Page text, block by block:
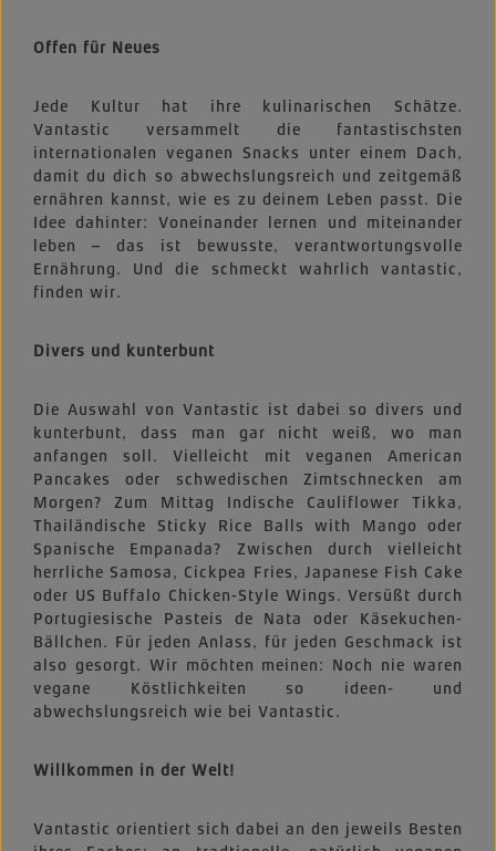
Offen für Neues
Jede Kultur hat ihre kulinarischen Schätze.
Vantastic versammelt die fantastischsten
internationalen veganen Snacks unter einem Dach,
damit du dich so abwechslungsreich und zeitgemäß
ernähren kannst, wie es zu deinem Leben passt. Die
Idee dahinter: Voneinander lernen und miteinander
leben – das ist bewusste, verantwortungsvolle
Ernährung. Und die schmeckt wahrlich vantastic,
finden wir.
Divers und kunterbunt
Die Auswahl von Vantastic ist dabei so divers und
kunterbunt, dass man gar nicht weiß, wo man
anfangen soll. Vielleicht mit veganen American
Pancakes oder schwedischen Zimtschnecken am
Morgen? Zum Mittag Indische Cauliflower Tikka,
Thailändische Sticky Rice Balls with Mango oder
Spanische Empanada? Zwischen durch vielleicht
herrliche Samosa, Cickpea Fries, Japanese Fish Cake
oder US Buffalo Chicken-Style Wings. Versüßt durch
Portugiesische Pasteis de Nata oder Käsekuchen-
Bällchen. Für jeden Anlass, für jeden Geschmack ist
also gesorgt. Wir möchten meinen: Noch nie waren
vegane Köstlichkeiten so ideen- und
abwechslungsreich wie bei Vantastic.
Willkommen in der Welt!
Vantastic orientiert sich dabei an den jeweils Besten